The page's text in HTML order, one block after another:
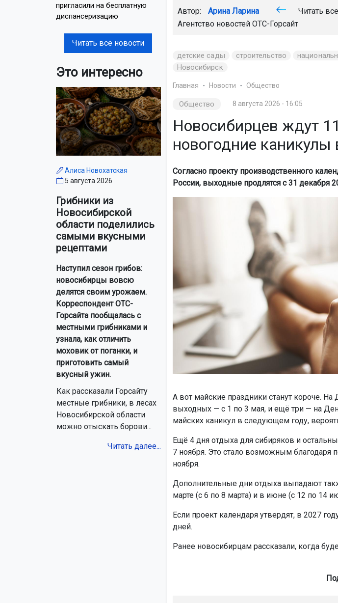
пригласили на бесплатную
диспансеризацию
Читать все новости
Это интересно
Алиса Новохатская
5 августа 2026
Грибники из
Новосибирской
области поделились
самыми вкусными
рецептами
Наступил сезон грибов:
новосибирцы вовсю
делятся своим урожаем.
Корреспондент ОТС-
Горсайта пообщалась с
местными грибниками и
узнала, как отличить
моховик от поганки, и
приготовить самый
вкусный ужин.
Как рассказали Горсайту
местные грибники, в лесах
Новосибирской области
можно отыскать борови...
Читать далее...
Автор: Арина Ларина
Читать
Агентство новостей ОТС-Горсайт
детские сады строительство
Новосибирск
Главная Новости Общество
Общество 8 августа 2026 - 16:05
Новосибирцев ждут
новогодние каникулы
Согласно проекту производственного
России, выходные продлятся с 31 декабря
А вот майские праздники станут короче.
выходных — с 1 по 3 мая, и ещё три — на
майских каникул в следующем году,
Ещё 4 дня отдыха для сибиряков и
7 ноября. Это стало возможным благодаря
ноября.
Дополнительные дни отдыха выпадают
марте (с 6 по 8 марта) и в июне (с 12 по 14
Если проект календаря утвердят, в 2027
дней.
Ранее новосибирцам рассказали, когда